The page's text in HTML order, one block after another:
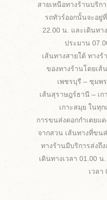
สายเหนือทางร้านบริก
รถทัวร์ออกนั้นจะอยู่
22.00 น. และเดินทา
ประมาน
เส้นทางสายใต้ ทาง
ของทางร้านโดยเส้
เพชรบุรี – ชุมพ
เส้นสุราษฎร์ธานี – เ
เกาะสมุย ในทุก
การขนส่งดอกกำเตยแ
จากสวน เส้นทางที่ขน
ทางร้านมีบริการส่งถึ
เดินทางเวลา 01.00
เวลา